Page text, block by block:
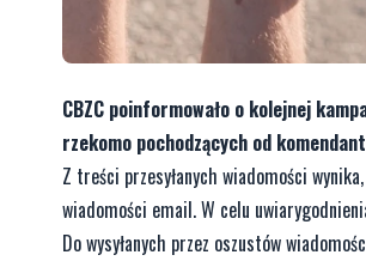
CBZC poinformowało o kolejnej
rzekomo pochodzących od
Z treści przesyłanych wiadomości
wiadomości email. W celu
Do wysyłanych przez oszustów